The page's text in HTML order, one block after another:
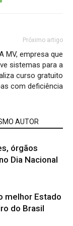
Próximo artigo
MV, empresa que
sistemas para a
curso gratuito
com deficiência
AUTOR
órgãos
Dia Nacional
melhor Estado
do Brasil